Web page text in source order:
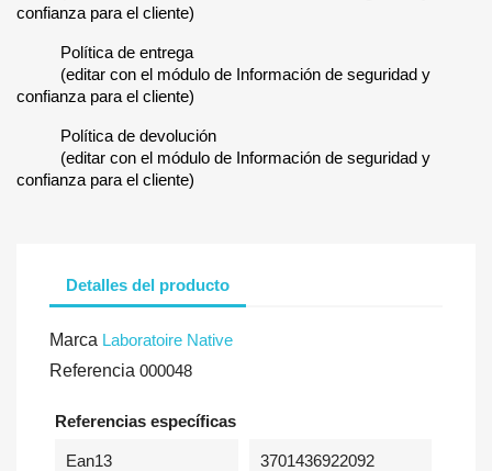
confianza para el cliente)
Política de entrega
(editar con el módulo de Información de seguridad y
confianza para el cliente)
Política de devolución
(editar con el módulo de Información de seguridad y
confianza para el cliente)
Detalles del producto
Marca Laboratoire Native
Referencia 000048
Referencias específicas
Ean13 3701436922092